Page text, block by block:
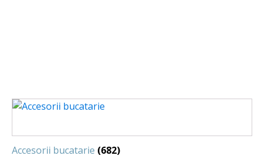
Accesorii bucatarie (682)